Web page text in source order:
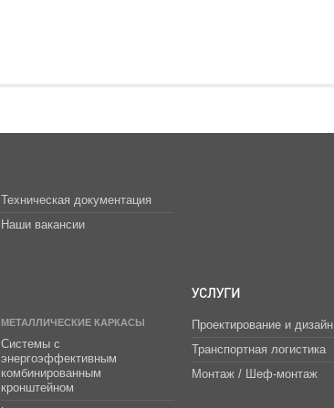
Техническая документация
Наши вакансии
МЕТАЛЛИЧЕСКИЕ КАРКАСЫ
Системы с
энергоэффективным
комбинированным
кронштейном
УСЛУГИ
Проектирование и дизайн
Транспортная логистика
Монтаж / Шеф-монтаж